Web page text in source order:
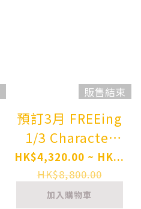
販售結束
預訂3月 FREEing
1/3 Character
Vocal Series 01
初音未來 V4
CHINESE PRE-
HK$4,320.00 ~ HK...
HK$8,800.00
加入購物車